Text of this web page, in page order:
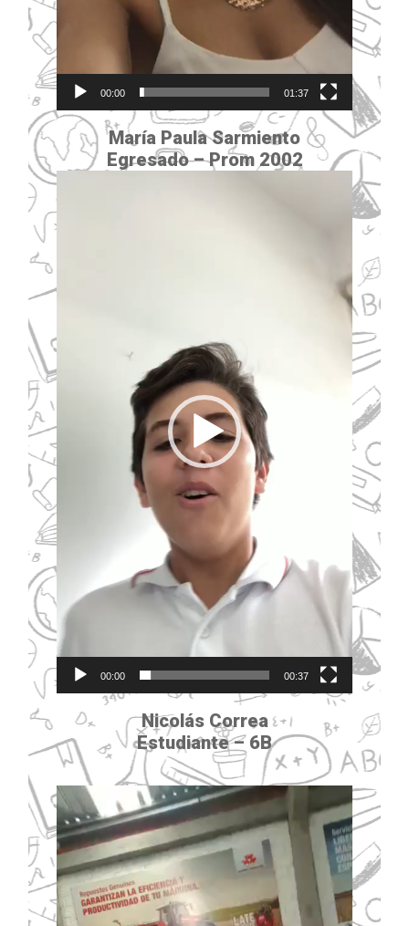
00:00 01:37
María Paula Sarmiento
Egresado –Prom 2002
Reproductor
de
vídeo
00:00 00:37
Nicolás Correa
Estudiante –6B
Reproductor
de
vídeo